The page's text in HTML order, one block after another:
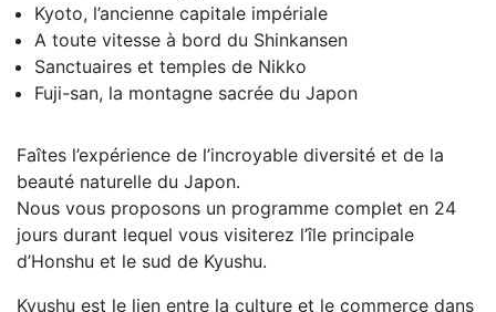
Kyoto, l’ancienne capitale impériale
A toute vitesse à bord du Shinkansen
Sanctuaires et temples de Nikko
Fuji-san, la montagne sacrée du Japon
Faîtes l’expérience de l’incroyable diversité et de la
beauté naturelle du Japon.
Nous vous proposons un programme complet en 24
jours durant lequel vous visiterez l’île principale
d’Honshu et le sud de Kyushu.
Kyushu est le lien entre la culture et le commerce dans